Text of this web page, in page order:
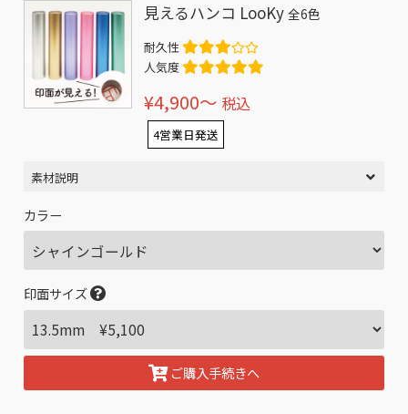
見えるハンコ LooKy全6色
耐久性
人気度
¥4,900〜 税込
4営業日発送
素材説明
カラー
印面サイズ
ご購入手続きへ